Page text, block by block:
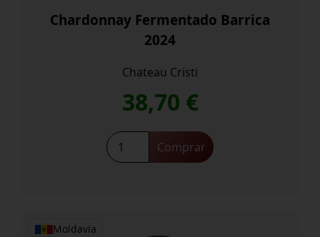
Chardonnay Fermentado Barrica
2024
Chateau Cristi
38,70 €
Chardonnay
Fermentado
Comprar
Moldavia